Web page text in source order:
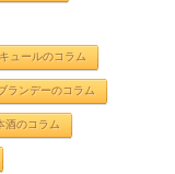
ュールのコラム
ランデーのコラム
酒のコラム